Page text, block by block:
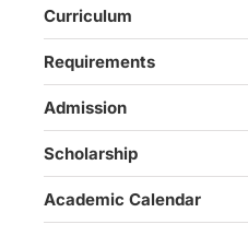
Curriculum
Requirements
Admission
Scholarship
Academic Calendar